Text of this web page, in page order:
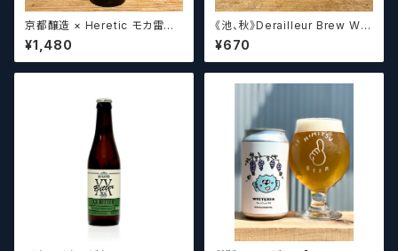
京都醸造 × Heretic モカ雷神 /
Kyoto × Heretic MOCHA T
HUNDER【クラフトビールシザ
ーズ】
¥1,480
《池、秋》Derailleur Brew Wor
ks ANONYMOUS BREWH
OLIC FOUNDATION ディ
レイラブリューワークス
¥670